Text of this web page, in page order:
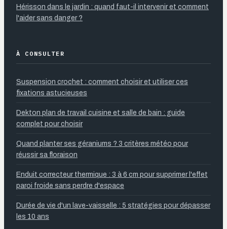
Hérisson dans le jardin : quand faut-il intervenir et comment
l'aider sans danger ?
À CONSULTER
Suspension crochet : comment choisir et utiliser ces
fixations astucieuses
Dekton plan de travail cuisine et salle de bain : guide
complet pour choisir
Quand planter ses géraniums ? 3 critères météo pour
réussir sa floraison
Enduit correcteur thermique : 3 à 6 cm pour supprimer l'effet
paroi froide sans perdre d'espace
Durée de vie d'un lave-vaisselle : 5 stratégies pour dépasser
les 10 ans